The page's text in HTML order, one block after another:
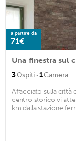
a partire da
71€
Una finestra sul
3Ospiti · 1Camera
Affacciato sulla città
centro storico vi
km dalla stazione